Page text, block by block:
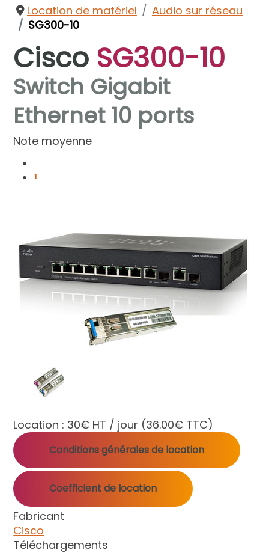
Location de matériel
Audio sur réseau
SG300-10
Cisco SG300-10
Switch Gigabit
Ethernet 10 ports
Note moyenne
1
Location : 30€ HT / jour (36.00€ TTC)
Conditions générales de location
Coefficient de location
Fabricant
Cisco
Téléchargements